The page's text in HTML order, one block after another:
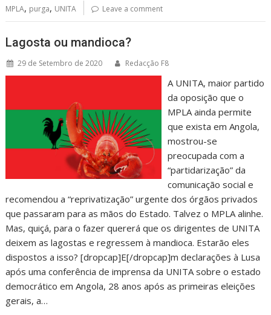
MPLA, purga, UNITA Leave a comment
Lagosta ou mandioca?
29 de Setembro de 2020 Redacção F8
A UNITA, maior partido
da oposição que o
MPLA ainda permite
que exista em Angola,
mostrou-se
preocupada com a
“partidarização” da
comunicação social e
recomendou a “reprivatização” urgente dos órgãos privados
que passaram para as mãos do Estado. Talvez o MPLA alinhe.
Mas, quiçá, para o fazer quererá que os dirigentes de UNITA
deixem as lagostas e regressem à mandioca. Estarão eles
dispostos a isso? [dropcap]E[/dropcap]m declarações à Lusa
após uma conferência de imprensa da UNITA sobre o estado
democrático em Angola, 28 anos após as primeiras eleições
gerais, a…